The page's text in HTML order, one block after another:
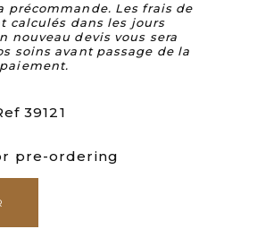
précommande. Les frais de
calculés dans les jours
nouveau devis vous sera
soins avant passage de la
39121
pre-ordering